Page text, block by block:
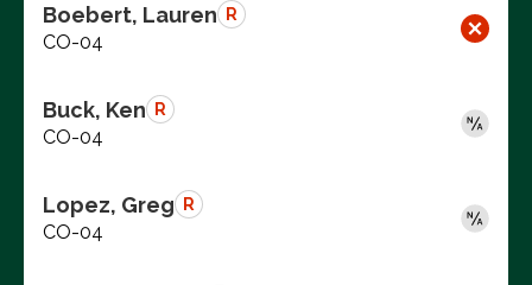
Boebert, Lauren R
CO-04
Buck, Ken R
CO-04
Lopez, Greg R
CO-04